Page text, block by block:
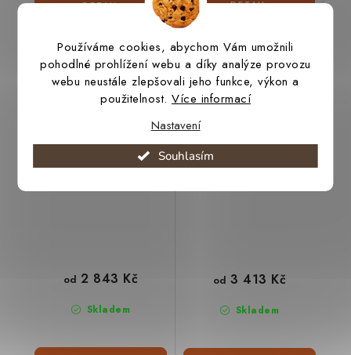
Používáme cookies, abychom Vám umožnili
pohodlné prohlížení webu a díky analýze provozu
webu neustále zlepšovali jeho funkce, výkon a
použitelnost. Více informací
Nastavení
Souhlasím
Podbřišník westernový
ROPER 100% ALPAKA
Skladem
od 2 843 Kč
Podbřišník anglický
ROPER 50% MOHÉR,
Skladem
od 3 413 Kč